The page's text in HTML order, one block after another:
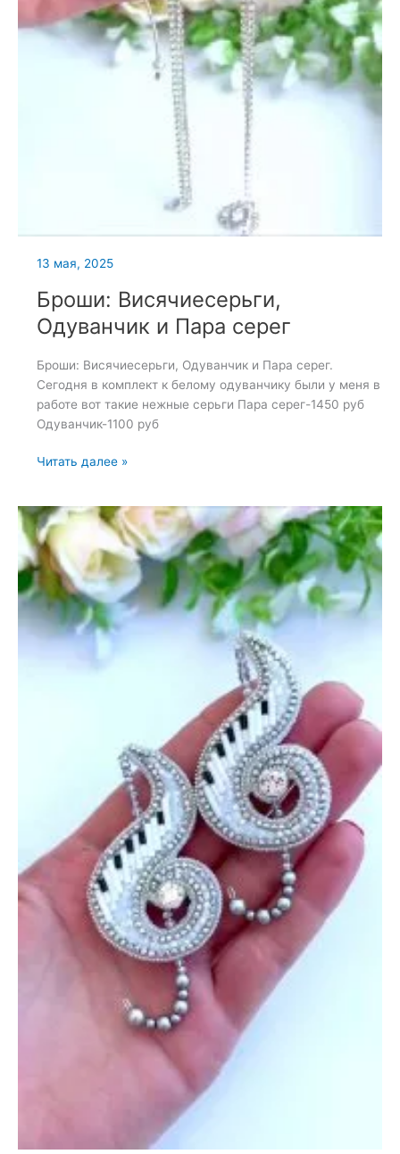
13 мая, 2025
Броши: Висячиесерьги,
Одуванчик и Пара серег
Броши: Висячиесерьги, Одуванчик и Пара серег.
Сегодня в комплект к белому одуванчику были у меня в
работе вот такие нежные серьги Пара серег-1450 руб
Одуванчик-1100 руб
Броши:
и
Пара
серег
Читать далее »